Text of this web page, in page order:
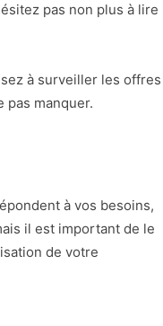
pas non plus à lire
à surveiller les offres
pas manquer.
à vos besoins,
il est important de le
de votre